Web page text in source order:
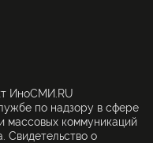
ИноСМИ.RU
по надзору в сфере
массовых коммуникаций
Свидетельство о